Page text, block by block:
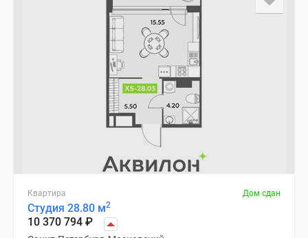
Квартира Дом сдан
Студия 28.80 м2
10 370 794 ₽